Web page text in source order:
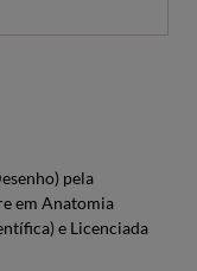
pela
em Anatomia
e Licenciada